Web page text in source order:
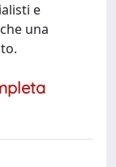
e
una